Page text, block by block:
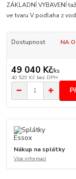
ZÁKLADNÍ VYBAVENÍ
ve tvaru V podlaha z
Dostupnost NA
49 040 Kč/ks
40 529 Kč bez DPH
Nákup na splátky
Více informací